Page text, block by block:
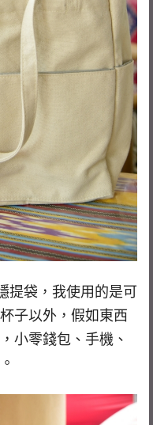
提袋，我使用的是可
子以外，假如東西
小零錢包、手機、